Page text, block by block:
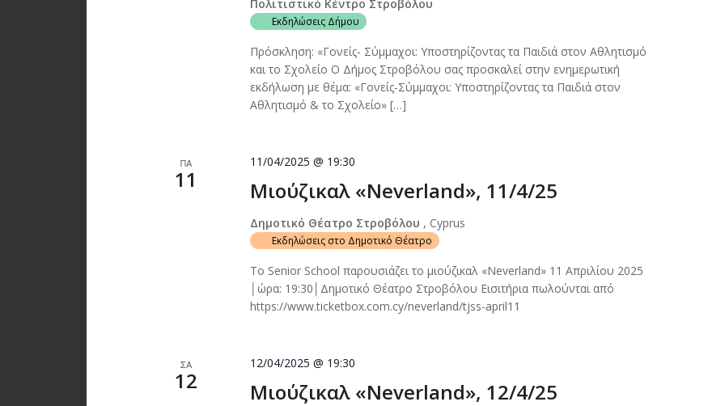
Πολιτιστικό Κέντρο Στροβόλου
Εκδηλώσεις Δήμου
Πρόσκληση: «Γονείς- Σύμμαχοι: Υποστηρίζοντας τα Παιδιά στον Αθλητισμό
και το Σχολείο Ο Δήμος Στροβόλου σας προσκαλεί στην ενημερωτική
εκδήλωση με θέμα: «Γονείς-Σύμμαχοι: Υποστηρίζοντας τα Παιδιά στον
Αθλητισμό & το Σχολείο» […]
ΠΑ
11 Μιούζικαλ «Neverland», 11/4/25
11/04/2025 @ 19:30
Δημοτικό Θέατρο Στροβόλου , Cyprus
Εκδηλώσεις στο Δημοτικό Θέατρο
Το Senior School παρουσιάζει το μιούζικαλ «Neverland» 11 Απριλίου 2025
│ώρα: 19:30│Δημοτικό Θέατρο Στροβόλου Εισιτήρια πωλούνται από
https://www.ticketbox.com.cy/neverland/tjss-april11
ΣΑ
12 Μιούζικαλ «Neverland», 12/4/25
12/04/2025 @ 19:30